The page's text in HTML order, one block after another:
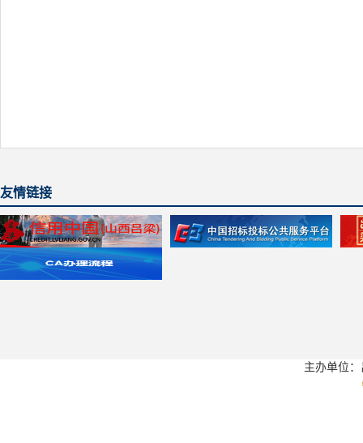
友情链接
主办单位